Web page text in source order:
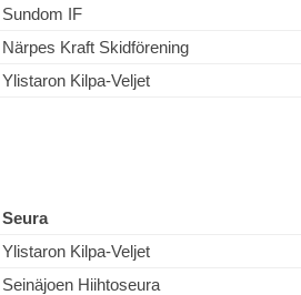
Sundom IF
Närpes Kraft Skidförening
Ylistaron Kilpa-Veljet
Seura
Ylistaron Kilpa-Veljet
Seinäjoen Hiihtoseura